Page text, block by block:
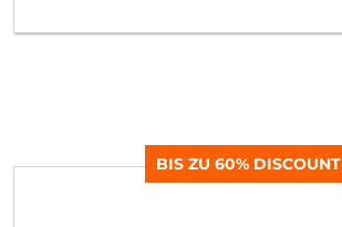
BIS ZU 60% DISCOUNT